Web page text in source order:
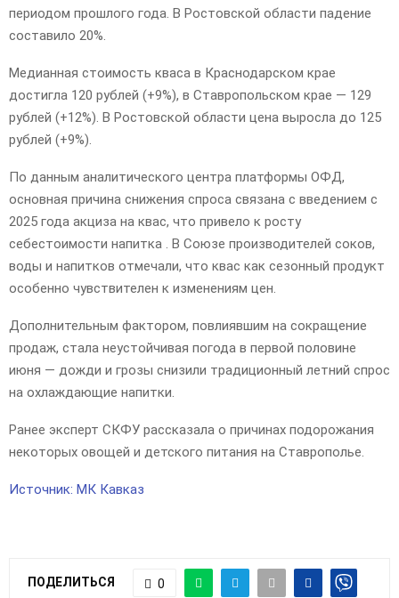
периодом прошлого года. В Ростовской области падение
составило 20%.
Медианная стоимость кваса в Краснодарском крае
достигла 120 рублей (+9%), в Ставропольском крае — 129
рублей (+12%). В Ростовской области цена выросла до 125
рублей (+9%).
По данным аналитического центра платформы ОФД,
основная причина снижения спроса связана с введением с
2025 года акциза на квас, что привело к росту
себестоимости напитка . В Союзе производителей соков,
воды и напитков отмечали, что квас как сезонный продукт
особенно чувствителен к изменениям цен.
Дополнительным фактором, повлиявшим на сокращение
продаж, стала неустойчивая погода в первой половине
июня — дожди и грозы снизили традиционный летний спрос
на охлаждающие напитки.
Ранее эксперт СКФУ рассказала о причинах подорожания
некоторых овощей и детского питания на Ставрополье.
Источник: МК Кавказ
ПОДЕЛИТЬСЯ 0